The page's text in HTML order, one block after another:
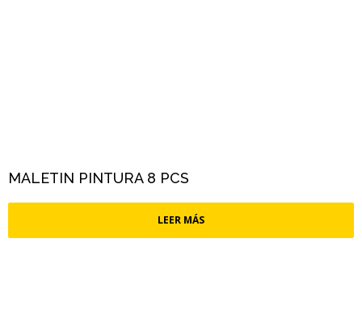
MALETIN PINTURA 8 PCS
LEER MÁS